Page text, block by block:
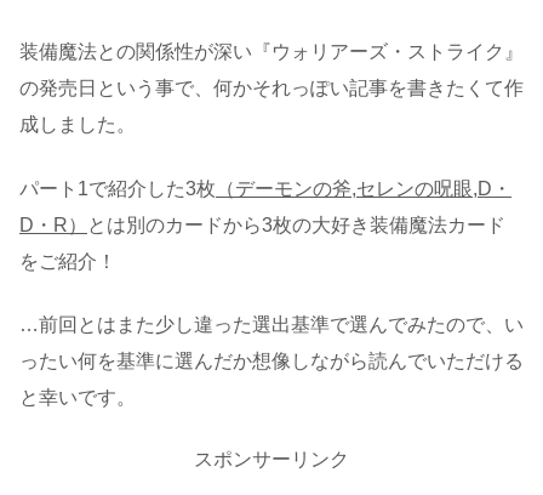
装備魔法との関係性が深い『ウォリアーズ・ストライク』
の発売日という事で、何かそれっぽい記事を書きたくて作
成しました。
パート1で紹介した3枚 （デーモンの斧,セレンの呪眼,D・
D・R）
とは別のカードから3枚の大好き装備魔法カード
をご紹介！
…前回とはまた少し違った選出基準で選んでみたので、い
ったい何を基準に選んだか想像しながら読んでいただける
と幸いです。
スポンサーリンク